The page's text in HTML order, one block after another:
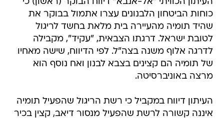
כוחות הביטחון הלבנונים עצרו אתמול בבוקר את
שהיד תומיה מהעיירה בית מלאת בחשד לריגול
לטובת ישראל. דרגתו הצבאית, "עקיד", מקבילה
לדרגה אלוף משנה בצה"ל. לפי הדיווח, שישה מאחיו
של תומיה הם קצינים בצבא לבנון ואח נוסף הוא
מרצה באוניברסיטה.
העיתון דיווח במקביל כי רשת הריגול שהפעיל תומיה
איננה קשורה לרשת שהפעיל מנסור דיאב, קצין בכיר